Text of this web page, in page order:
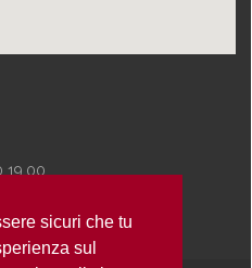
sicuri che tu
sul
19.00